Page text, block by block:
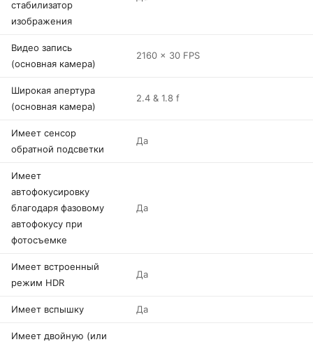
стабилизатор
изображения
Видео запись
(основная камера)
2160 x 30 FPS
Широкая апертура
(основная камера)
2.4 & 1.8 f
Имеет сенсор
обратной подсветки
Да
Имеет
автофокусировку
благодаря фазовому
автофокусу при
фотосъемке
Да
Имеет встроенный
режим HDR
Да
Имеет вспышку Да
Имеет двойную (или